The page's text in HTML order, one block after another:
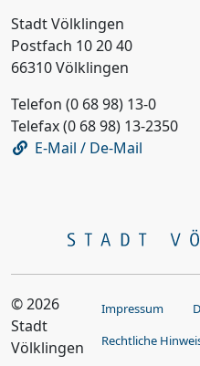
Stadt Völklingen
Postfach 10 20 40
66310 Völklingen
Telefon (0 68 98) 13-0
Telefax (0 68 98) 13-2350
E-Mail / De-Mail
© 2026
Stadt
Völklingen
Impressum
Rechtliche